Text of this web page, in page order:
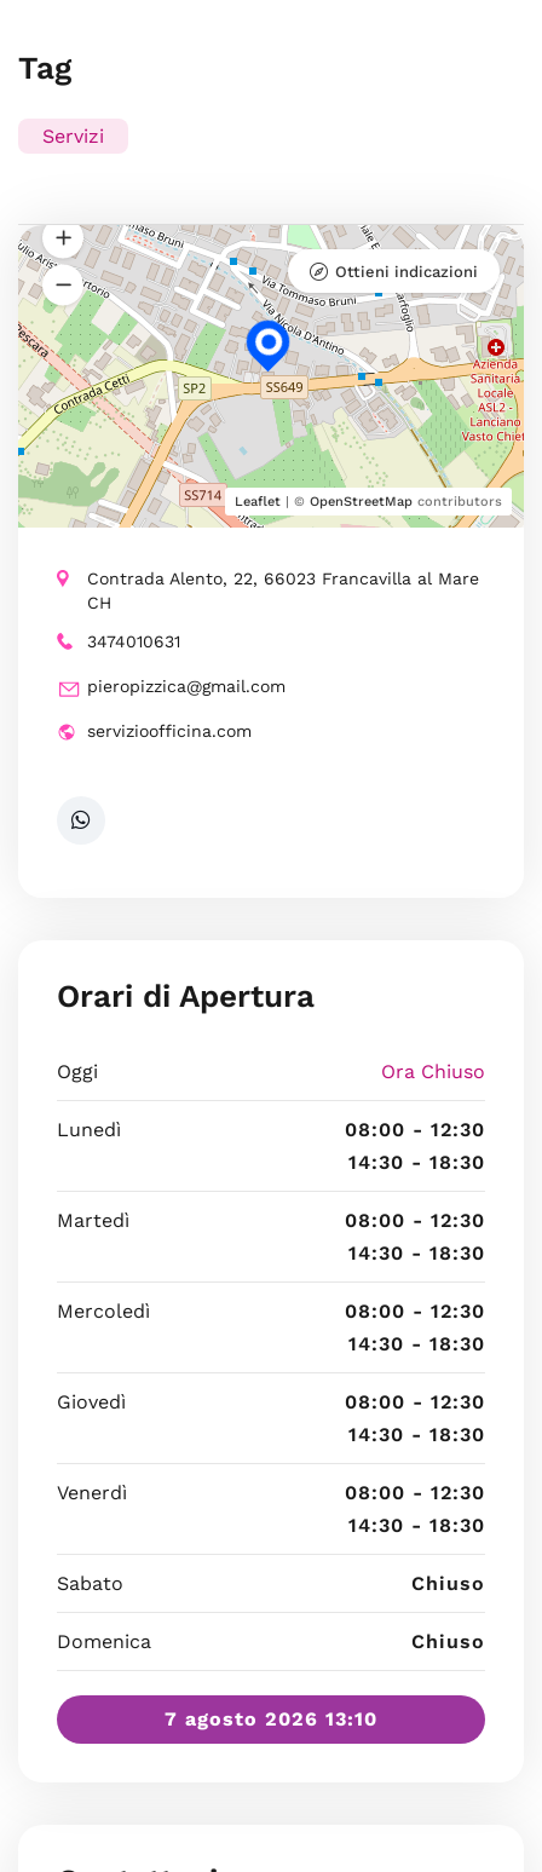
Tag
Servizi
Leaflet | © OpenStreetMap contributors
Ottieni indicazioni
Contrada Alento, 22, 66023 Francavilla al Mare
CH
3474010631
pieropizzica@gmail.com
servizioofficina.com
Orari di Apertura
Oggi Ora Chiuso
Lunedì
08:00 - 12:30
14:30 - 18:30
Martedì
08:00 - 12:30
14:30 - 18:30
Mercoledì
08:00 - 12:30
14:30 - 18:30
Giovedì
08:00 - 12:30
14:30 - 18:30
Venerdì
08:00 - 12:30
14:30 - 18:30
Sabato Chiuso
Domenica Chiuso
7 agosto 2026 13:10